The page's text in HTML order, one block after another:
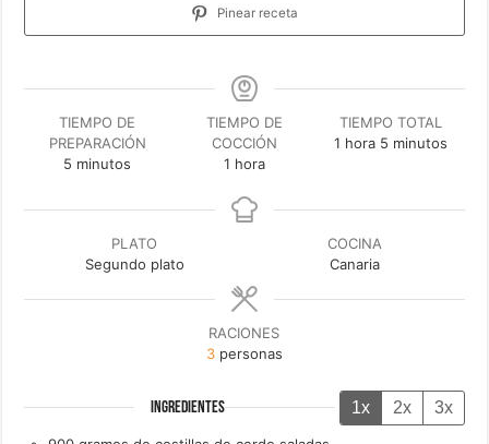
Pinear receta
TIEMPO DE
PREPARACIÓN
5 minutos
minutos
TIEMPO DE
COCCIÓN
1hora
hora
TIEMPO TOTAL
1 hora
hora 5 minutos
minutos
PLATO
Segundo plato
COCINA
Canaria
RACIONES
3 personas
INGREDIENTES 1x 2x 3x